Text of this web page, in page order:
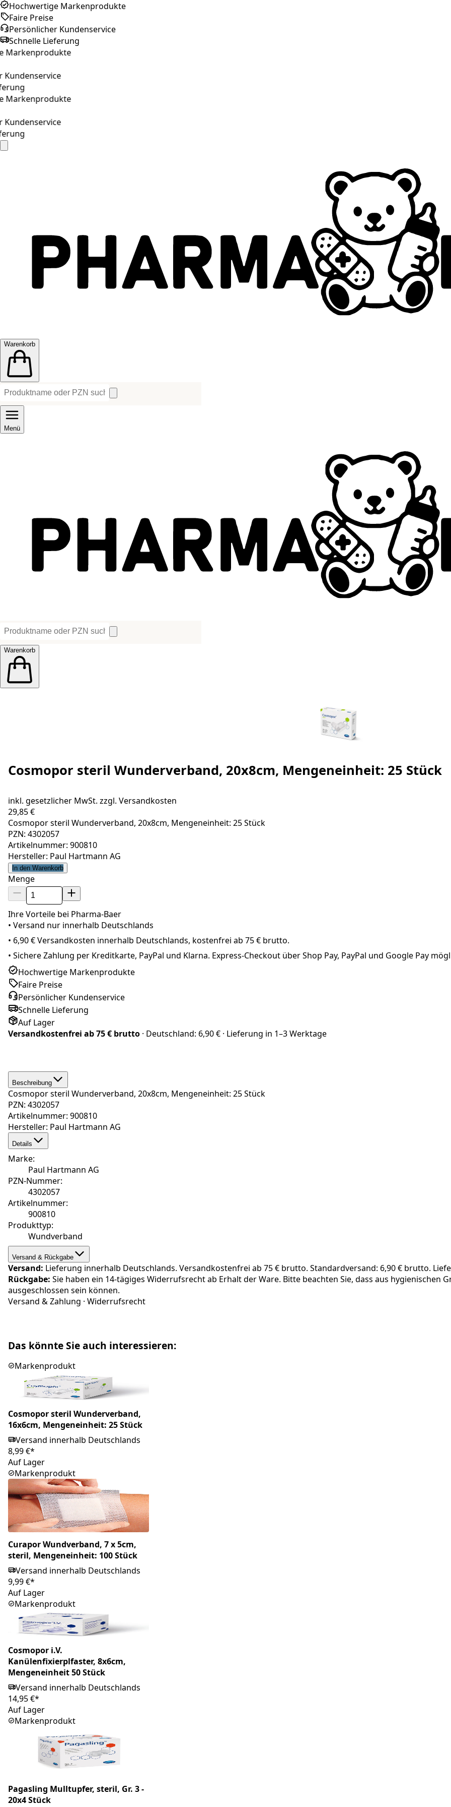
Hochwertige Markenprodukte
Faire Preise
Persönlicher Kundenservice
Schnelle Lieferung
Warenkorb
Menü
Warenkorb
Cosmopor steril Wunderverband, 20x8cm, Mengeneinheit: 25 Stück
inkl. gesetzlicher MwSt. zzgl. Versandkosten
29,85 €
Cosmopor steril Wunderverband, 20x8cm, Mengeneinheit: 25 Stück
PZN: 4302057
Artikelnummer: 900810
Hersteller: Paul Hartmann AG
In den Warenkorb
Menge
Ihre Vorteile bei Pharma-Baer
• Versand nur innerhalb Deutschlands
• 6,90 € Versandkosten innerhalb Deutschlands, kostenfrei ab 75 € brutto.
• Sichere Zahlung per Kreditkarte, PayPal und Klarna. Express-Checkout über Shop Pay, PayPal und Google Pay
Hochwertige Markenprodukte
Faire Preise
Persönlicher Kundenservice
Schnelle Lieferung
Auf Lager
Versandkostenfrei ab75 € brutto · Deutschland: 6,90 € · Lieferung in 1–3 Werktage
Beschreibung
Cosmopor steril Wunderverband, 20x8cm, Mengeneinheit: 25 Stück
PZN: 4302057
Artikelnummer: 900810
Hersteller: Paul Hartmann AG
Details
Marke:
Paul Hartmann AG
PZN-Nummer:
4302057
Artikelnummer:
900810
Produkttyp:
Wundverband
Versand & Rückgabe
Versand: Lieferung innerhalb Deutschlands. Versandkostenfrei ab 75 € brutto. Standardversand: 6,90 € brutto.
Rückgabe: Sie haben ein 14-tägiges Widerrufsrecht ab Erhalt der Ware. Bitte beachten Sie, dass aus
ausgeschlossen sein können.
Versand & Zahlung · Widerrufsrecht
Das könnte Sie auch interessieren:
Markenprodukt
Cosmopor steril Wunderverband,
16x6cm, Mengeneinheit: 25 Stück
Versand innerhalb Deutschlands
8,99 €*
Auf Lager
Markenprodukt
Curapor Wundverband, 7 x 5cm,
steril, Mengeneinheit: 100 Stück
Versand innerhalb Deutschlands
9,99 €*
Auf Lager
Markenprodukt
Cosmopor i.V.
Kanülenfixierplfaster, 8x6cm,
Mengeneinheit 50 Stück
Versand innerhalb Deutschlands
14,95 €*
Auf Lager
Markenprodukt
Pagasling Mulltupfer, steril, Gr. 3 -
20x4 Stück